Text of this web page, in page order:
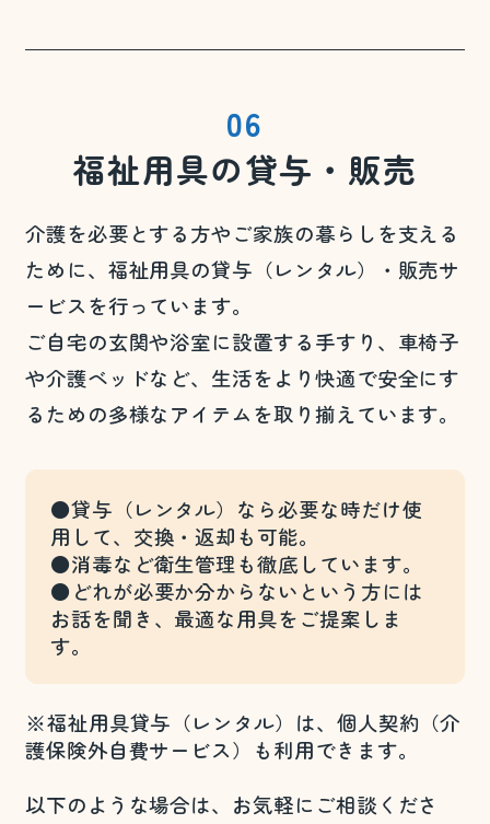
06
福祉用具の貸与・販売
介護を必要とする方やご家族の暮らしを支える
ために、福祉用具の貸与（レンタル）・販売サ
ービスを行っています。
ご自宅の玄関や浴室に設置する手すり、車椅子
や介護ベッドなど、生活をより快適で安全にす
るための多様なアイテムを取り揃えています。
●貸与（レンタル）なら必要な時だけ使
用して、交換・返却も可能。
●消毒など衛生管理も徹底しています。
●どれが必要か分からないという方には
お話を聞き、最適な用具をご提案しま
す。
※福祉用具貸与（レンタル）は、個人契約（介
護保険外自費サービス）も利用できます。
以下のような場合は、お気軽にご相談くださ